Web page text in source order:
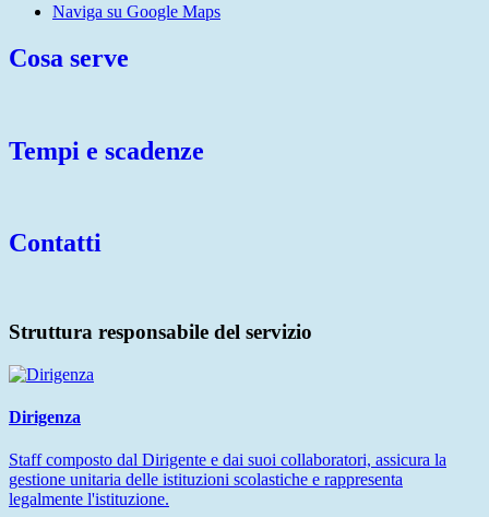
Naviga su Google Maps
Cosa serve
Tempi e scadenze
Contatti
Struttura responsabile del servizio
Dirigenza
Staff composto dal Dirigente e dai suoi collaboratori, assicura la
gestione unitaria delle istituzioni scolastiche e rappresenta
legalmente l'istituzione.